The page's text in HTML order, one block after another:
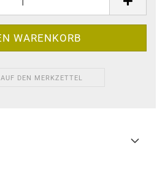
AUF DEN MERKZETTEL